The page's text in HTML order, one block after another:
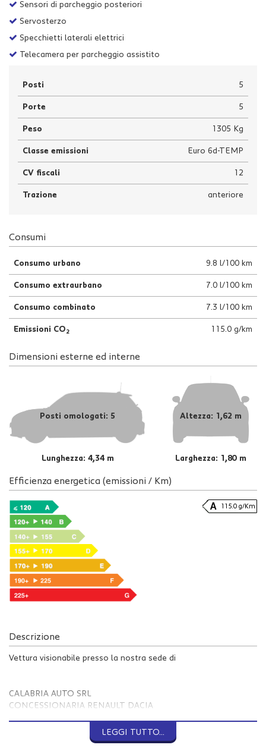
Sensori di parcheggio posteriori
Servosterzo
Specchietti laterali elettrici
Telecamera per parcheggio assistito
Posti 5
Porte 5
Peso 1305 Kg
Classe emissioni Euro 6d-TEMP
CV fiscali 12
Trazione anteriore
Consumi
Consumo urbano 9.8 l/100 km
Consumo extraurbano 7.0 l/100 km
Consumo combinato 7.3 l/100 km
Emissioni CO 2 115.0 g/km
Dimensioni esterne ed interne
Posti omologati: 5
Lunghezza: 4,34 m
Altezza: 1,62 m
Larghezza: 1,80 m
Efficienza energetica (emissioni / Km)
115.0 g/Km
Descrizione
Vettura visionabile presso la nostra sede di
CALABRIA AUTO SRL
CONCESSIONARIA RENAULT DACIA
WWW . CALABRIAUTO . ITLEGGI TUTTO...